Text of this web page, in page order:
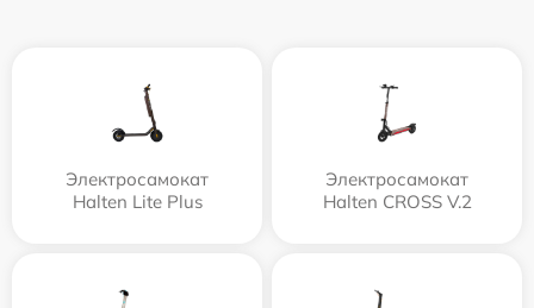
Электросамокат
Halten Lite Plus
Электросамокат
Halten CROSS V.2